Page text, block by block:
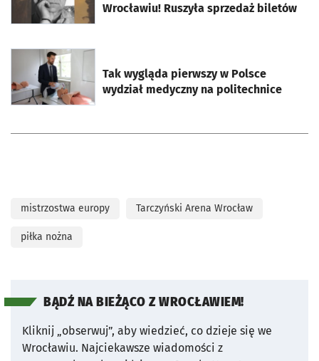
Wrocławiu! Ruszyła sprzedaż biletów
Tak wygląda pierwszy w Polsce
wydział medyczny na politechnice
otworzy się w nowej karcie
mistrzostwa europy Tarczyński Arena Wrocław
piłka nożna
BĄDŹ NA BIEŻĄCO Z WROCŁAWIEM!
Kliknij „obserwuj”, aby wiedzieć, co dzieje się we
Wrocławiu. Najciekawsze wiadomości z